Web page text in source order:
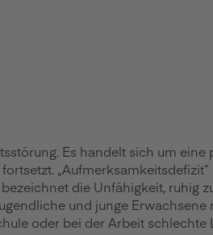
Es handelt sich um
die Unfähigkeit,
und junge
oder bei der Arbeit schlechte